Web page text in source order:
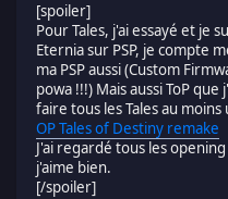
[spoiler]
Pour Tales, j'ai essayé et je
Eternia sur PSP, je compte
ma PSP aussi (Custom
powa !!!) Mais aussi ToP
faire tous les Tales au moins
OP Tales of Destiny remake
J'ai regardé tous les
j'aime bien.
[/spoiler]